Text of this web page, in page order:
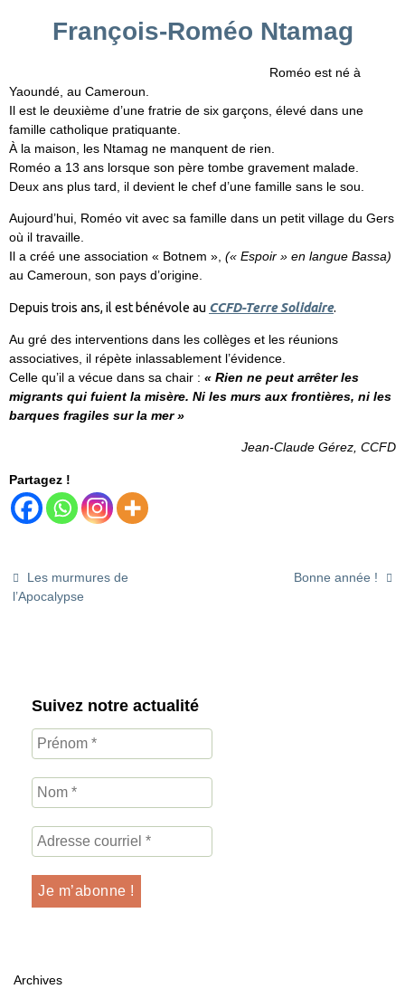
François-Roméo Ntamag
Roméo est né à
Yaoundé, au Cameroun.
Il est le deuxième d’une fratrie de six garçons, élevé dans une
famille catholique pratiquante.
À la maison, les Ntamag ne manquent de rien.
Roméo a 13 ans lorsque son père tombe gravement malade.
Deux ans plus tard, il devient le chef d’une famille sans le sou.
Aujourd’hui, Roméo vit avec sa famille dans un petit village du Gers
où il travaille.
Il a créé une association « Botnem », (« Espoir » en langue Bassa)
au Cameroun, son pays d’origine.
Depuis trois ans, il est bénévole au CCFD-Terre Solidaire.
Au gré des interventions dans les collèges et les réunions
associatives, il répète inlassablement l’évidence.
Celle qu’il a vécue dans sa chair : « Rien ne peut arrêter les
migrants qui fuient la misère. Ni les murs aux frontières, ni les
barques fragiles sur la mer »
Jean-Claude Gérez, CCFD
Partagez !
Les murmures de
l’Apocalypse
Bonne année !
Suivez notre actualité
Archives